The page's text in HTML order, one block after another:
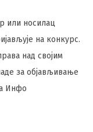
или носилац
на конкурс.
над својим
за објављивање
Инфо